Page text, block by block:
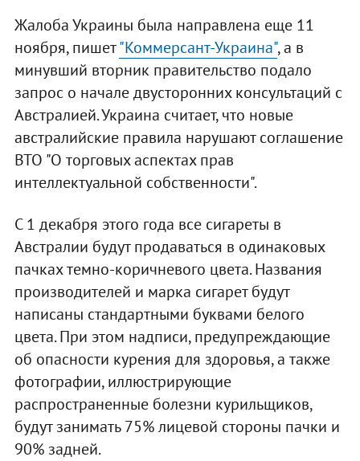
Жалоба Украины была направлена еще 11
ноября, пишет"Коммерсант-Украина", а в
минувший вторник правительство подало
запрос о начале двусторонних консультаций с
Австралией. Украина считает, что новые
австралийские правила нарушают соглашение
ВТО "О торговых аспектах прав
интеллектуальной собственности".
С 1 декабря этого года все сигареты в
Австралии будут продаваться в одинаковых
пачках темно-коричневого цвета. Названия
производителей и марка сигарет будут
написаны стандартными буквами белого
цвета. При этом надписи, предупреждающие
об опасности курения для здоровья, а также
фотографии, иллюстрирующие
распространенные болезни курильщиков,
будут занимать 75% лицевой стороны пачки и
90% задней.